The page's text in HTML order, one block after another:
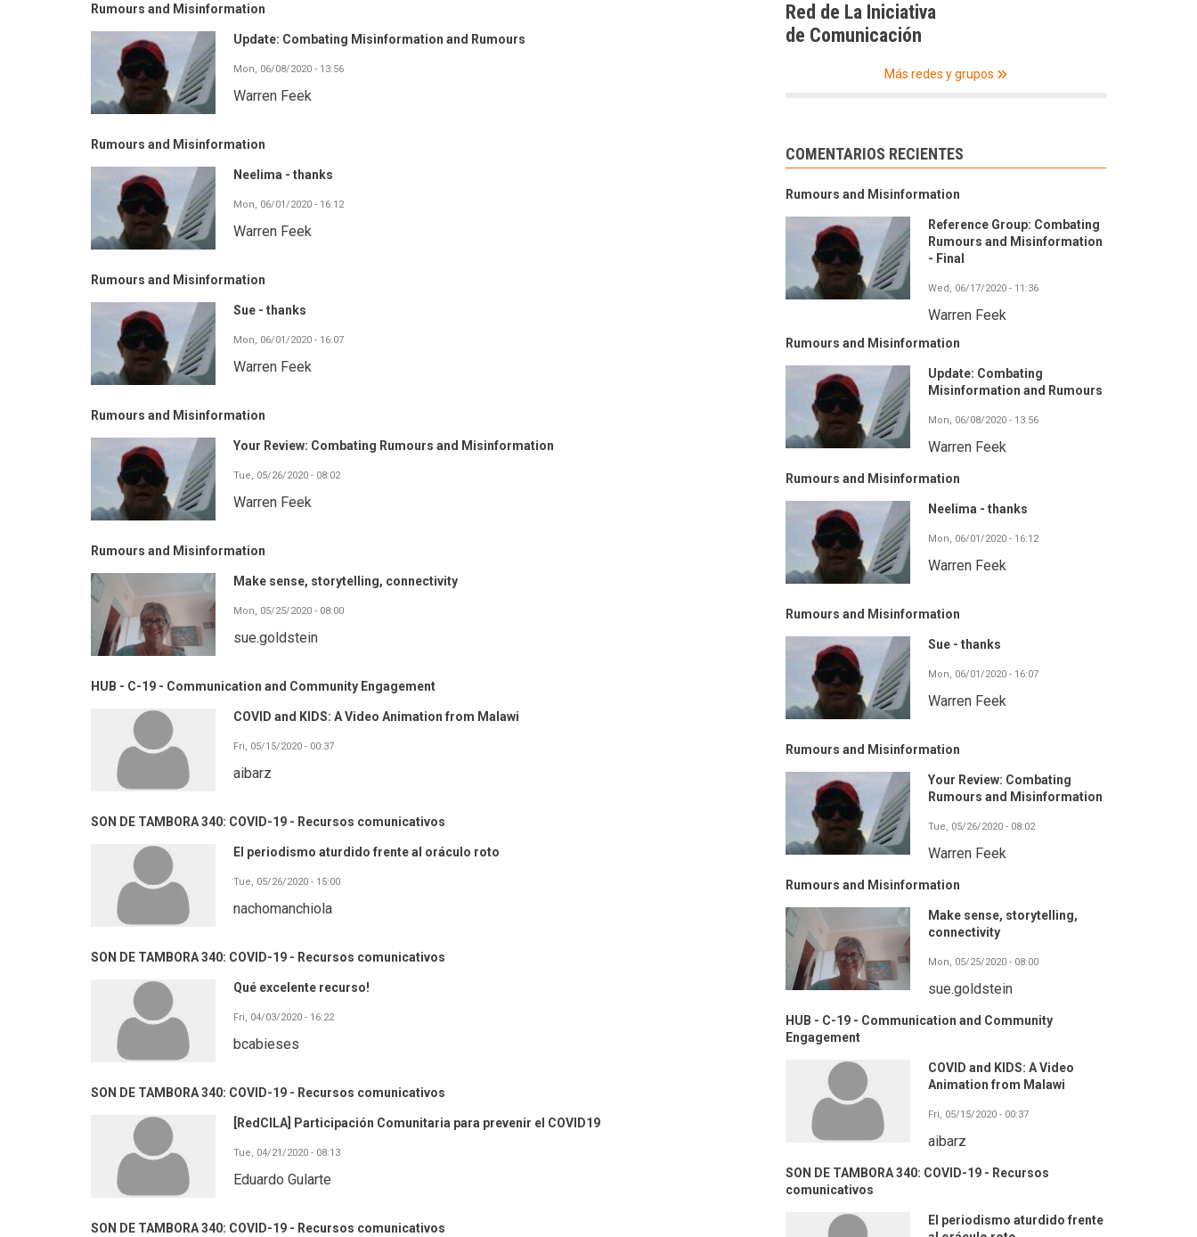
Rumours and Misinformation
Update: Combating Misinformation and Rumours
Mon, 06/08/2020 - 13:56
Warren Feek
Rumours and Misinformation
Neelima - thanks
Mon, 06/01/2020 - 16:12
Warren Feek
Rumours and Misinformation
Sue - thanks
Mon, 06/01/2020 - 16:07
Warren Feek
Rumours and Misinformation
Your Review: Combating Rumours and Misinformation
Tue, 05/26/2020 - 08:02
Warren Feek
Rumours and Misinformation
Make sense, storytelling, connectivity
Mon, 05/25/2020 - 08:00
sue.goldstein
HUB - C-19 - Communication and Community Engagement
COVID and KIDS: A Video Animation from Malawi
Fri, 05/15/2020 - 00:37
aibarz
SON DE TAMBORA 340: COVID-19 - Recursos comunicativos
El periodismo aturdido frente al oráculo roto
Tue, 05/26/2020 - 15:00
nachomanchiola
SON DE TAMBORA 340: COVID-19 - Recursos comunicativos
Qué excelente recurso!
Fri, 04/03/2020 - 16:22
bcabieses
SON DE TAMBORA 340: COVID-19 - Recursos comunicativos
[RedCILA] Participación Comunitaria para prevenir el COVID19
Tue, 04/21/2020 - 08:13
Eduardo Gularte
SON DE TAMBORA 340: COVID-19 - Recursos comunicativos
Red de La Iniciativa
de Comunicación
Más redes y grupos
COMENTARIOS RECIENTES
Rumours and Misinformation
Reference Group: Combating
Rumours and Misinformation
- Final
Wed, 06/17/2020 - 11:36
Warren Feek
Rumours and Misinformation
Update: Combating
Misinformation and Rumours
Mon, 06/08/2020 - 13:56
Warren Feek
Rumours and Misinformation
Neelima - thanks
Mon, 06/01/2020 - 16:12
Warren Feek
Rumours and Misinformation
Sue - thanks
Mon, 06/01/2020 - 16:07
Warren Feek
Rumours and Misinformation
Your Review: Combating
Rumours and Misinformation
Tue, 05/26/2020 - 08:02
Warren Feek
Rumours and Misinformation
Make sense, storytelling,
connectivity
Mon, 05/25/2020 - 08:00
sue.goldstein
HUB - C-19 - Communication and Community
Engagement
COVID and KIDS: A Video
Animation from Malawi
Fri, 05/15/2020 - 00:37
aibarz
SON DE TAMBORA 340: COVID-19 - Recursos
comunicativos
El periodismo aturdido frente